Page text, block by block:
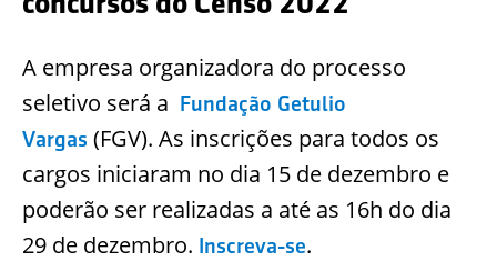
A empresa organizadora do processo
seletivo será a Fundação Getulio
Vargas (FGV). As inscrições para todos os
cargos iniciaram no dia 15 de dezembro e
poderão ser realizadas a até as 16h do dia
29 de dezembro. Inscreva-se.